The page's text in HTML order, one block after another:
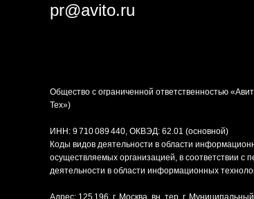
Общество с ограниченной ответственностью
Тех»)
ИНН: 9 710 089 440, ОКВЭД: 62.01 (основной)
Коды видов деятельности в области
осуществляемых организацией, в соответствии с
деятельности в области информационных
Адрес: 125 196, г. Москва, вн. тер. г. Муниципальный
pr@avito.ru